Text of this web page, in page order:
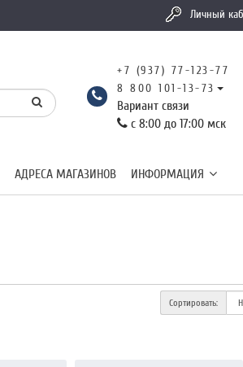
Личный
+7 (937) 77-123-77
8 800 101-13-73
Вариант связи
с 8:00 до 17:00 мск
АДРЕСА МАГАЗИНОВ ИНФОРМАЦИЯ
Сортировать: